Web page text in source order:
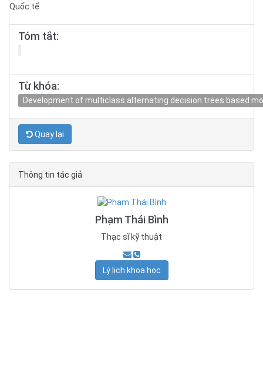
Quốc tế
Tóm tắt:
Từ khóa:
Development of multiclass alternating decision trees based
Quay lại
Thông tin tác giả
Phạm Thái Bình
Thạc sĩ kỹ thuật
Lý lịch khoa học